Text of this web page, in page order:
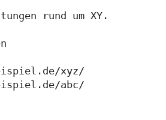
rund um XY.
xyz/
abc/